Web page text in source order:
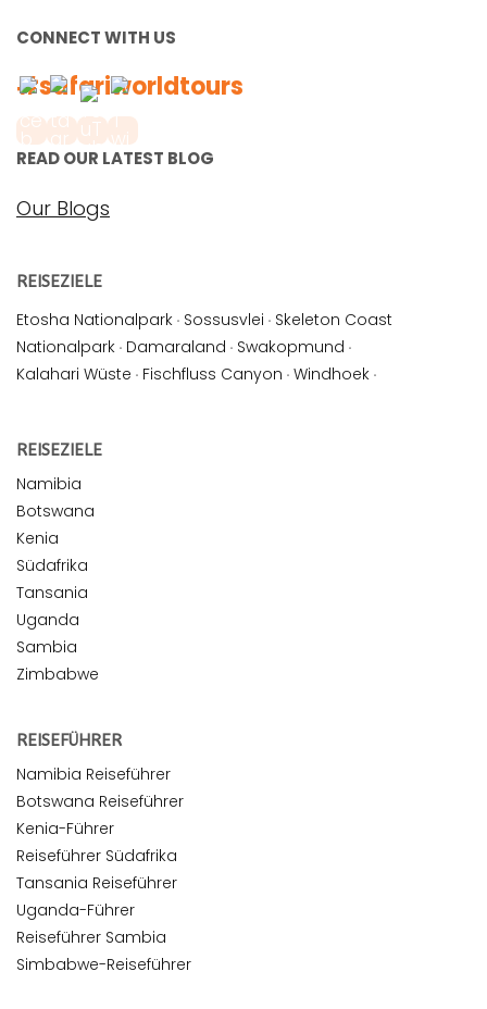
CONNECT WITH US
#safariworldtours
READ OUR LATEST BLOG
Our Blogs
REISEZIELE
Etosha Nationalpark · Sossusvlei · Skeleton Coast
Nationalpark · Damaraland · Swakopmund ·
Kalahari Wüste · Fischfluss Canyon · Windhoek ·
REISEZIELE
Namibia
Botswana
Kenia
Südafrika
Tansania
Uganda
Sambia
Zimbabwe
REISEFÜHRER
Namibia Reiseführer
Botswana Reiseführer
Kenia-Führer
Reiseführer Südafrika
Tansania Reiseführer
Uganda-Führer
Reiseführer Sambia
Simbabwe-Reiseführer